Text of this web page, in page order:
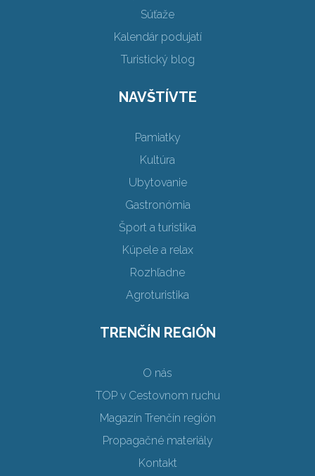
Súťaže
Kalendár podujatí
Turistický blog
NAVŠTÍVTE
Pamiatky
Kultúra
Ubytovanie
Gastronómia
Šport a turistika
Kúpele a relax
Rozhľadne
Agroturistika
TRENČÍN REGIÓN
O nás
TOP v Cestovnom ruchu
Magazín Trenčín región
Propagačné materiály
Kontakt